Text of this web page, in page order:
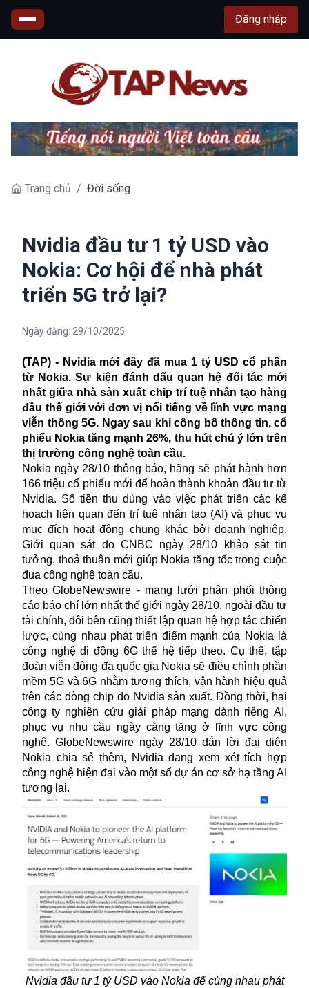
Đăng nhập
Trang chủ / Đời sống
Nvidia đầu tư 1 tỷ USD vào
Nokia: Cơ hội để nhà phát
triển 5G trở lại?
Ngày đăng: 29/10/2025
(TAP) - Nvidia mới đây đã mua 1 tỷ USD cổ phần
từ Nokia. Sự kiện đánh dấu quan hệ đối tác mới
nhất giữa nhà sản xuất chip trí tuệ nhân tạo hàng
đầu thế giới với đơn vị nổi tiếng về lĩnh vực mạng
viễn thông 5G. Ngay sau khi công bố thông tin, cổ
phiếu Nokia tăng mạnh 26%, thu hút chú ý lớn trên
thị trường công nghệ toàn cầu.
Nokia ngày 28/10 thông báo, hãng sẽ phát hành hơn
166 triệu cổ phiếu mới để hoàn thành khoản đầu tư từ
Nvidia. Số tiền thu dùng vào việc phát triển các kế
hoạch liên quan đến trí tuệ nhân tạo (AI) và phục vụ
mục đích hoạt động chung khác bởi doanh nghiệp.
Giới quan sát do CNBC ngày 28/10 khảo sát tin
tưởng, thoả thuận mới giúp Nokia tăng tốc trong cuộc
đua công nghệ toàn cầu.
Theo GlobeNewswire - mạng lưới phân phối thông
cáo báo chí lớn nhất thế giới ngày 28/10, ngoài đầu tư
tài chính, đôi bên cũng thiết lập quan hệ hợp tác chiến
lược, cùng nhau phát triển điểm mạnh của Nokia là
công nghệ di động 6G thế hệ tiếp theo. Cụ thể, tập
đoàn viễn đông đa quốc gia Nokia sẽ điều chỉnh phần
mềm 5G và 6G nhằm tương thích, vận hành hiệu quả
trên các dòng chip do Nvidia sản xuất. Đồng thời, hai
công ty nghiên cứu giải pháp mạng dành riêng AI,
phục vụ nhu cầu ngày càng tăng ở lĩnh vực công
nghệ. GlobeNewswire ngày 28/10 dẫn lời đại diện
Nokia chia sẻ thêm, Nvidia đang xem xét tích hợp
công nghệ hiện đại vào một số dự án cơ sở hạ tầng AI
tương lai.
Nvidia đầu tư 1 tỷ USD vào Nokia để cùng nhau phát